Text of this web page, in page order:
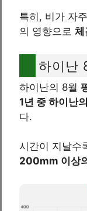
특히, 비가 자
의 영향으로 체
하이난
하이난의 8월
1년 중 하이난
다.
시간이 지날수
200mm 이상